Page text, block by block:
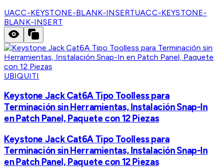
UACC-KEYSTONE-BLANK-INSERTUACC-KEYSTONE-
BLANK-INSERT
UBIQUITI
Keystone Jack Cat6A Tipo Toolless para
Terminación sin Herramientas, Instalación Snap-In
en Patch Panel, Paquete con 12 Piezas
Keystone Jack Cat6A Tipo Toolless para
Terminación sin Herramientas, Instalación Snap-In
en Patch Panel, Paquete con 12 Piezas